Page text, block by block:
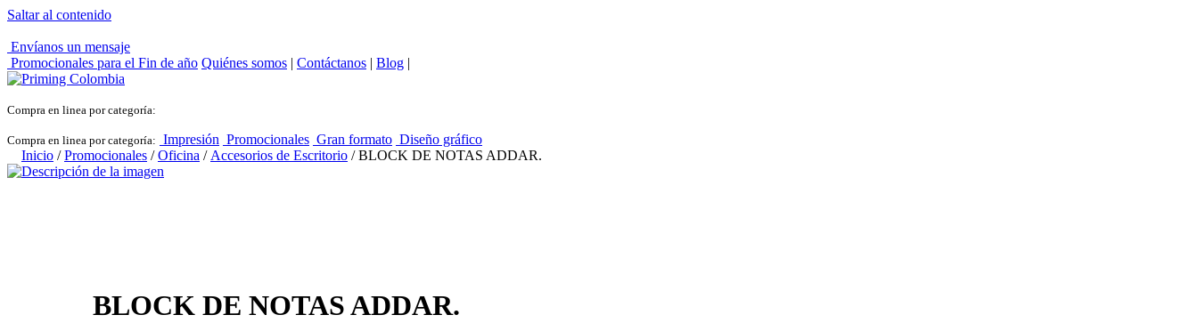
Saltar al contenido
Envíanos un mensaje
Promocionales para el Fin de año Quiénes somos | Contáctanos | Blog |
Compra en linea por categoría:
Compra en linea por categoría: Impresión Promocionales Gran formato Diseño gráfico
Inicio /Promocionales /Oficina / Accesorios de Escritorio / BLOCK DE NOTAS ADDAR.
BLOCK DE NOTAS ADDAR.